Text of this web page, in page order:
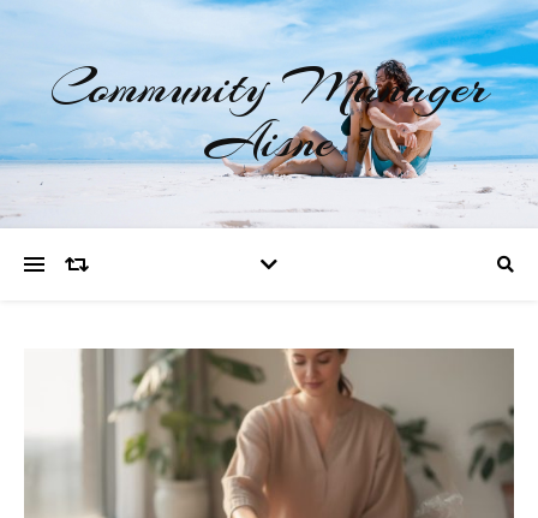
Community Manager
Aisne